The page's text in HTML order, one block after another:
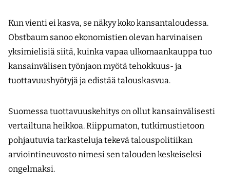
Kun vienti ei kasva, se näkyy koko kansantaloudessa.
Obstbaum sanoo ekonomistien olevan harvinaisen
yksimielisiä siitä, kuinka vapaa ulkomaankauppa tuo
kansainvälisen työnjaon myötä tehokkuus- ja
tuottavuushyötyjä ja edistää talouskasvua.
Suomessa tuottavuuskehitys on ollut kansain­välisesti
vertailtuna heikkoa. Riippumaton, tutkimustietoon
pohjautuvia tarkasteluja tekevä talouspolitiikan
arviointineuvosto nimesi sen talouden keskeiseksi
ongelmaksi.